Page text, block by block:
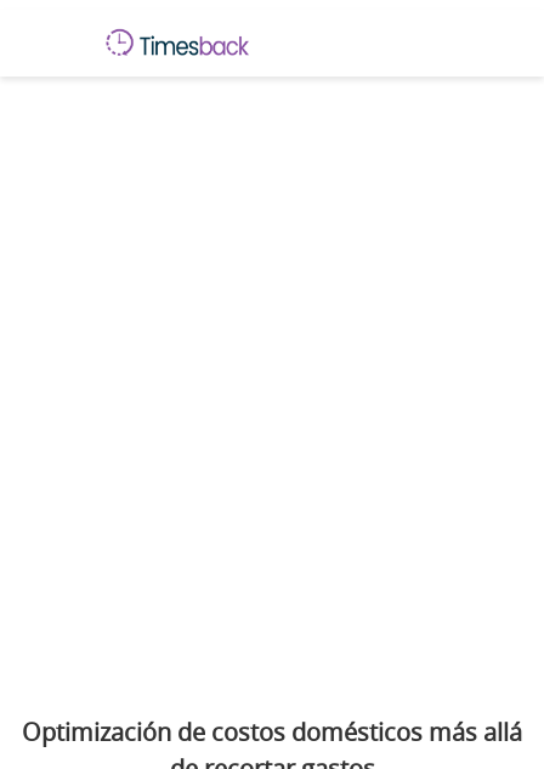
Optimización de costos domésticos más allá